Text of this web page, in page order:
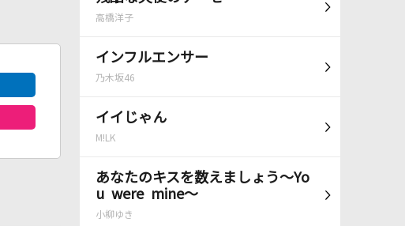
高橋洋子
インフルエンサー
乃木坂46
イイじゃん
M!LK
あなたのキスを数えましょう～Yo
u were mine～
小柳ゆき